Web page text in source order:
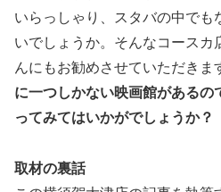
いらっしゃり、スタバの中でも
いでしょうか。そんなコースカ
んにもお勧めさせていただきま
に一つしかない映画館があるの
ってみてはいかがでしょうか？
取材の裏話